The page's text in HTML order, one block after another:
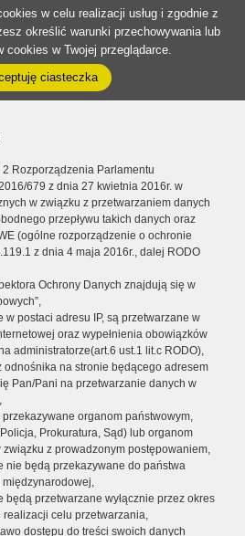
w celu realizacji usług i zgodnie z
określić warunki przechowywania lub
cookies w Twojej przeglądarce.
ciasteczka
Rozporządzenia Parlamentu
679 z dnia 27 kwietnia 2016r. w
w związku z przetwarzaniem danych
przepływu takich danych oraz
(ogólne rozporządzenie o ochronie
z dnia 4 maja 2016r., dalej RODO
Ochrony Danych znajdują się w
postaci adresu IP, są przetwarzane w
oraz wypełnienia obowiązków
administratorze(art.6 ust.1 lit.c RODO),
odnośnika na stronie będącego adresem
Pan/Pani na przetwarzanie danych w
organom państwowym,
Prokuratura, Sąd) lub organom
z prowadzonym postępowaniem,
nie będą przekazywane do państwa
przetwarzane wyłącznie przez okres
celu przetwarzania,
dostępu do treści swoich danych